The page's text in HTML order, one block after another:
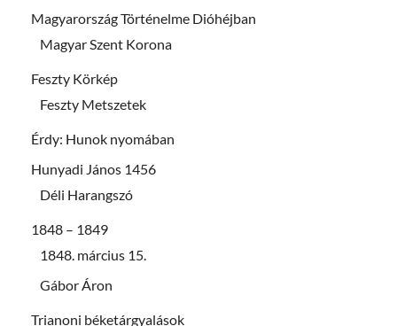
Magyarország Történelme Dióhéjban
Magyar Szent Korona
Feszty Körkép
Feszty Metszetek
Érdy: Hunok nyomában
Hunyadi János 1456
Déli Harangszó
1848 – 1849
1848. március 15.
Gábor Áron
Trianoni béketárgyalások